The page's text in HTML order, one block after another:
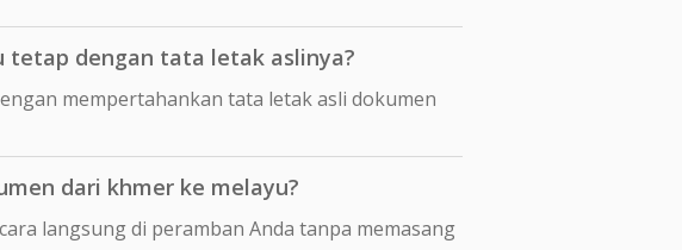
tetap dengan tata letak aslinya?
mempertahankan tata letak asli dokumen
dari khmer ke melayu?
langsung di peramban Anda tanpa memasang